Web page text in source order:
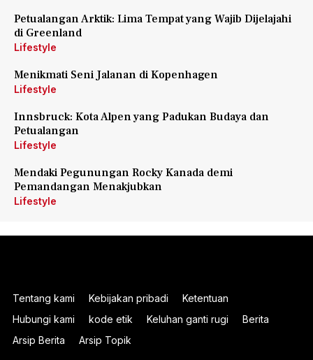
Petualangan Arktik: Lima Tempat yang Wajib Dijelajahi
di Greenland
Lifestyle
Menikmati Seni Jalanan di Kopenhagen
Lifestyle
Innsbruck: Kota Alpen yang Padukan Budaya dan
Petualangan
Lifestyle
Mendaki Pegunungan Rocky Kanada demi
Pemandangan Menakjubkan
Lifestyle
Tentang kami Kebijakan pribadi
Ketentuan
Hubungi kami
kode etik Keluhan ganti rugi
Berita
Arsip Berita
Arsip Topik